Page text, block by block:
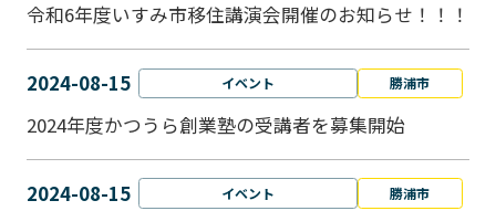
令和6年度いすみ市移住講演会開催のお知らせ！！！
2024-08-15 イベント 勝浦市
2024年度かつうら創業塾の受講者を募集開始
2024-08-15 イベント 勝浦市